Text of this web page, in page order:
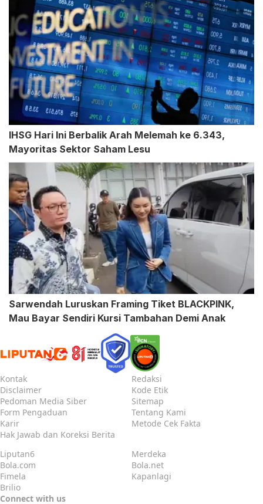
IHSG Hari Ini Berbalik Arah Melemah ke 6.343,
Mayoritas Sektor Saham Lesu
Sarwendah Luruskan Framing Tiket BLACKPINK,
Mau Bayar Sendiri Kursi Tambahan Demi Anak
Kontak
Redaksi
Disclaimer
Kode Etik
Pedoman Media Siber
Sitemap
Form Pengaduan
Tentang Kami
Karir
Metode Cek Fakta
Hak Jawab dan Koreksi Berita
Liputan6
Merdeka
Bola.com
Bola.net
Fimela
Kapanlagi
Brilio
Connect with us